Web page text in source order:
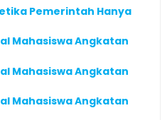
Pemerintah Hanya
Mahasiswa Angkatan
Mahasiswa Angkatan
Mahasiswa Angkatan